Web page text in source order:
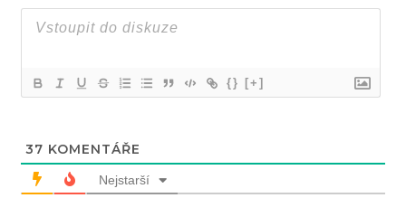
{} [+]
37 KOMENTÁŘE
Nejstarší